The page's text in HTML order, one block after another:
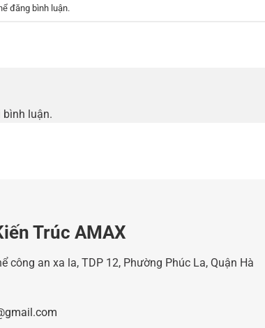
đăng bình luận.
bình luận.
Trúc AMAX
công an xa la, TDP 12, Phường Phúc La, Quận Hà